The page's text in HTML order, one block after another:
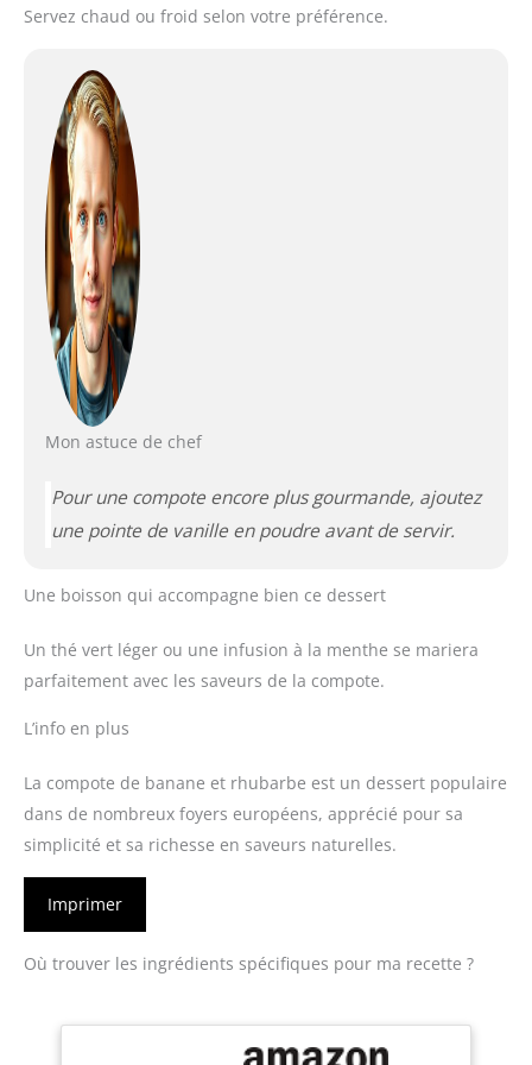
Servez chaud ou froid selon votre préférence.
Mon astuce de chef
Pour une compote encore plus gourmande, ajoutez
une pointe de vanille en poudre avant de servir.
Une boisson qui accompagne bien ce dessert
Un thé vert léger ou une infusion à la menthe se mariera
parfaitement avec les saveurs de la compote.
L’info en plus
La compote de banane et rhubarbe est un dessert populaire
dans de nombreux foyers européens, apprécié pour sa
simplicité et sa richesse en saveurs naturelles.
Imprimer
Où trouver les ingrédients spécifiques pour ma recette ?